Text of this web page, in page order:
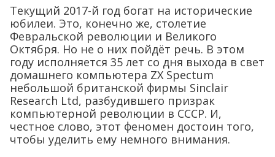
Текущий 2017-й год богат на исторические
юбилеи. Это, конечно же, столетие
Февральской революции и Великого
Октября. Но не о них пойдёт речь. В этом
году исполняется 35 лет со дня выхода в свет
домашнего компьютера ZX Spectum
небольшой британской фирмы Sinclair
Research Ltd, разбудившего призрак
компьютерной революции в СССР. И,
честное слово, этот феномен достоин того,
чтобы уделить ему немного внимания.